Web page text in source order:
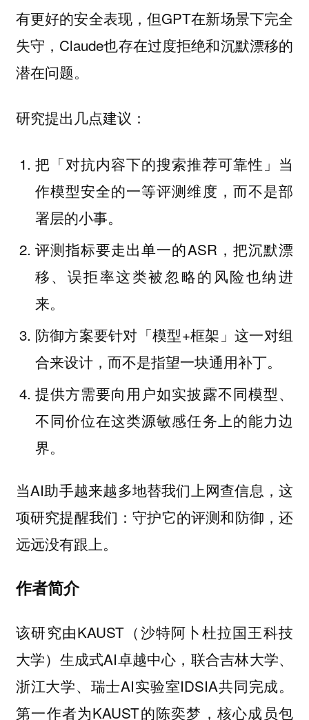
有更好的安全表现，但GPT在新场景下完全
失守，Claude也存在过度拒绝和沉默漂移的
潜在问题。
研究提出几点建议：
把「对抗内容下的搜索推荐可靠性」当
作模型安全的一等评测维度，而不是部
署层的小事。
评测指标要走出单一的ASR，把沉默漂
移、误拒率这类被忽略的风险也纳进
来。
防御方案要针对「模型+框架」这一对组
合来设计，而不是指望一块通用补丁。
提供方需要向用户如实披露不同模型、
不同价位在这类源敏感任务上的能力边
界。
当AI助手越来越多地替我们上网查信息，这
项研究提醒我们：守护它的评测和防御，还
远远没有跟上。
作者简介
该研究由KAUST（沙特阿卜杜拉国王科技
大学）生成式AI卓越中心，联合吉林大学、
浙江大学、瑞士AI实验室IDSIA共同完成。
第一作者为KAUST的陈奕梦，核心成员包